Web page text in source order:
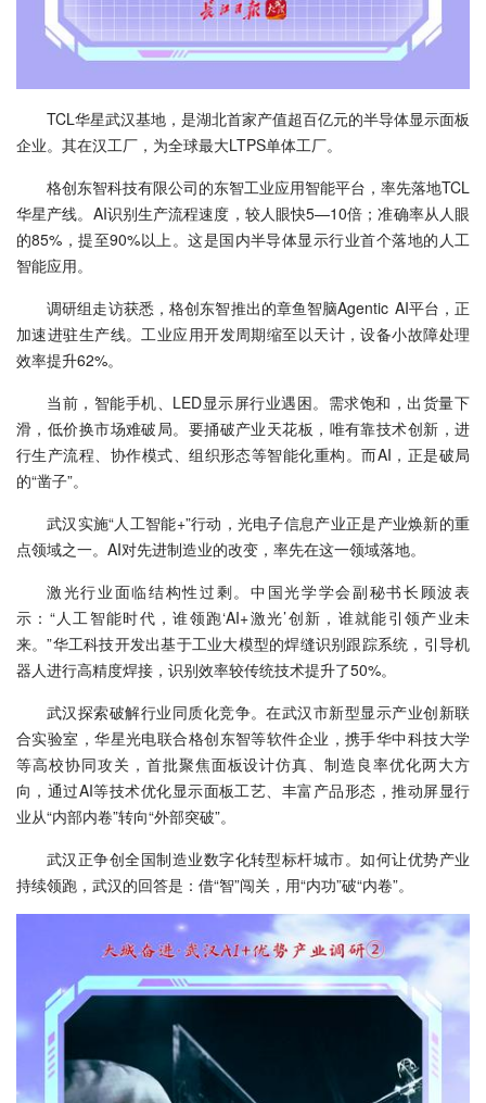
TCL华星武汉基地，是湖北首家产值超百亿元的半导体显示面板
企业。其在汉工厂，为全球最大LTPS单体工厂。
格创东智科技有限公司的东智工业应用智能平台，率先落地TCL
华星产线。AI识别生产流程速度，较人眼快5—10倍；准确率从人眼
的85%，提至90%以上。这是国内半导体显示行业首个落地的人工
智能应用。
调研组走访获悉，格创东智推出的章鱼智脑Agentic AI平台，正
加速进驻生产线。工业应用开发周期缩至以天计，设备小故障处理
效率提升62%。
当前，智能手机、LED显示屏行业遇困。需求饱和，出货量下
滑，低价换市场难破局。要捅破产业天花板，唯有靠技术创新，进
行生产流程、协作模式、组织形态等智能化重构。而AI，正是破局
的“凿子”。
武汉实施“人工智能+”行动，光电子信息产业正是产业焕新的重
点领域之一。AI对先进制造业的改变，率先在这一领域落地。
激光行业面临结构性过剩。中国光学学会副秘书长顾波表
示：“人工智能时代，谁领跑‘AI+激光’创新，谁就能引领产业未
来。”华工科技开发出基于工业大模型的焊缝识别跟踪系统，引导机
器人进行高精度焊接，识别效率较传统技术提升了50%。
武汉探索破解行业同质化竞争。在武汉市新型显示产业创新联
合实验室，华星光电联合格创东智等软件企业，携手华中科技大学
等高校协同攻关，首批聚焦面板设计仿真、制造良率优化两大方
向，通过AI等技术优化显示面板工艺、丰富产品形态，推动屏显行
业从“内部内卷”转向“外部突破”。
武汉正争创全国制造业数字化转型标杆城市。如何让优势产业
持续领跑，武汉的回答是：借“智”闯关，用“内功”破“内卷”。